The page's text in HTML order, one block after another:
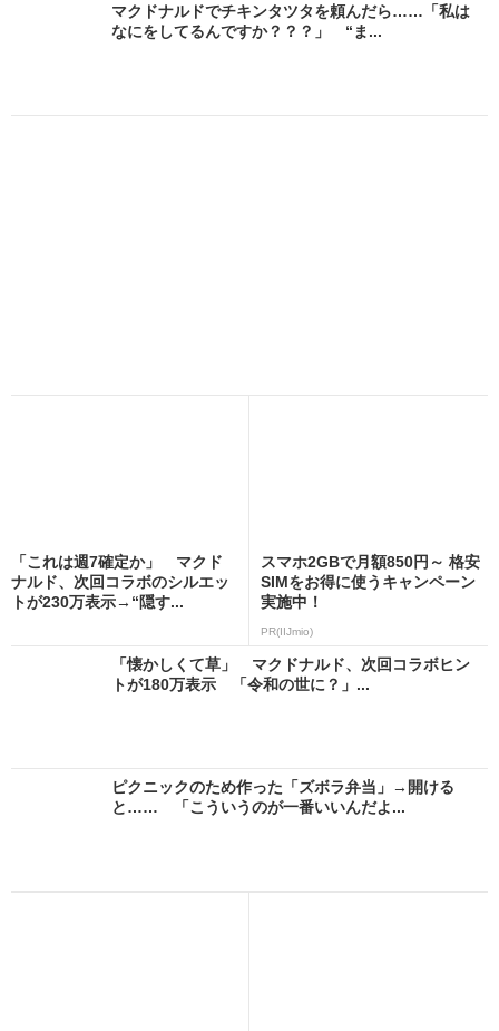
マクドナルドでチキンタツタを頼んだら……「私は
なにをしてるんですか？？？」 “ま...
「これは週7確定か」 マクド
ナルド、次回コラボのシルエッ
トが230万表示→“隠す...
スマホ2GBで月額850円～ 格安
SIMをお得に使うキャンペーン
実施中！
PR(IIJmio)
「懐かしくて草」 マクドナルド、次回コラボヒン
トが180万表示 「令和の世に？」...
ピクニックのため作った「ズボラ弁当」→開ける
と…… 「こういうのが一番いいんだよ...